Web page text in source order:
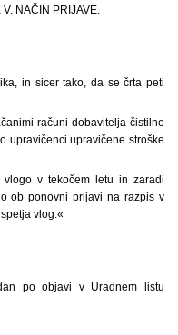
NAČIN PRIJAVE.
in sicer tako, da se črta peti
računi dobavitelja čistilne
upravičenci upravičene stroške
v tekočem letu in zaradi
ob ponovni prijavi na razpis v
vlog.«
po objavi v Uradnem listu